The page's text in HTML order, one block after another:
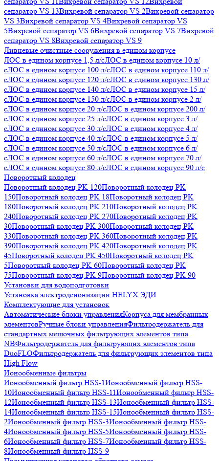
сепаратор VS 13Вихревой сепаратор VS 2Вихревой сепаратор
VS 3Вихревой сепаратор VS 4Вихревой сепаратор VS
5Вихревой сепаратор VS 6Вихревой сепаратор VS 7Вихревой
сепаратор VS 8Вихревой сепаратор VS 9
Ливневые очистные сооружения в едином корпусе
ЛОС в едином корпусе 1,5 л/сЛОС в едином корпусе 10 л/
сЛОС в едином корпусе 100 л/сЛОС в едином корпусе 110 л/
сЛОС в едином корпусе 120 л/сЛОС в едином корпусе 130 л/
сЛОС в едином корпусе 140 л/сЛОС в едином корпусе 15 л/
сЛОС в едином корпусе 150 л/сЛОС в едином корпусе 2 л/
сЛОС в едином корпусе 20 л/сЛОС в едином корпусе 200 л/
сЛОС в едином корпусе 25 л/сЛОС в едином корпусе 3 л/
сЛОС в едином корпусе 30 л/сЛОС в едином корпусе 4 л/
сЛОС в едином корпусе 40 л/сЛОС в едином корпусе 5 л/
сЛОС в едином корпусе 50 л/сЛОС в едином корпусе 6 л/
сЛОС в едином корпусе 60 л/сЛОС в едином корпусе 70 л/
сЛОС в едином корпусе 80 л/сЛОС в едином корпусе 90 л/с
Поворотный колодец
Поворотный колодец PK 120Поворотный колодец PK
150Поворотный колодец PK 18Поворотный колодец PK
180Поворотный колодец PK 210Поворотный колодец PK
240Поворотный колодец PK 270Поворотный колодец PK
30Поворотный колодец PK 300Поворотный колодец PK
330Поворотный колодец PK 360Поворотный колодец PK
390Поворотный колодец PK 420Поворотный колодец PK
45Поворотный колодец PK 450Поворотный колодец PK
5Поворотный колодец PK 60Поворотный колодец PK
75Поворотный колодец PK 9Поворотный колодец PK 90
Установки для водоподготовки
Установка электродеионизации HELYX ЭДИ
Комплектующие для установок
Автоматические блоки управленияКорпуса для мембранных
элементовРучные блоки управленияФильтродержатель для
стандартных мешочных фильтрующих элементов типа
NBФильтродержатель для фильтрующих элементов типа
DuoFLOФильтродержатель для фильтрующих элементов типа
High Flow
Ионообменные фильтры
Ионообменный фильтр HSS-1Ионообменный фильтр HSS-
10Ионообменный фильтр HSS-11Ионообменный фильтр HSS-
12Ионообменный фильтр HSS-13Ионообменный фильтр HSS-
14Ионообменный фильтр HSS-15Ионообменный фильтр HSS-
2Ионообменный фильтр HSS-3Ионообменный фильтр HSS-
4Ионообменный фильтр HSS-5Ионообменный фильтр HSS-
6Ионообменный фильтр HSS-7Ионообменный фильтр HSS-
8Ионообменный фильтр HSS-9